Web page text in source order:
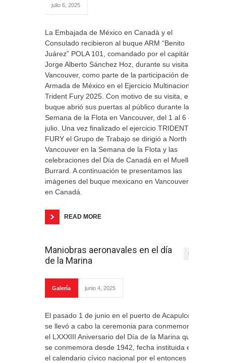
julio 6, 2025
La Embajada de México en Canadá y el
Consulado recibieron al buque ARM “Benito
Juárez” POLA 101, comandado por el capitán
Jorge Alberto Sánchez Hoz, durante su visita a
Vancouver, como parte de la participación de la
Armada de México en el Ejercicio Multinacional
Trident Fury 2025. Con motivo de su visita, el
buque abrió sus puertas al público durante la
Semana de la Flota en Vancouver, del 1 al 6 de
julio. Una vez finalizado el ejercicio TRIDENT
FURY el Grupo de Trabajo se dirigió a North
Vancouver en la Semana de la Flota y las
celebraciones del Día de Canadá en el Muelle
Burrard. A continuación te presentamos las
imágenes del buque mexicano en Vancouver
en Canadá.
READ MORE
Maniobras aeronavales en el día
de la Marina
0
Galería junio 4, 2025
El pasado 1 de junio en el puerto de Acapulco
se llevó a cabo la ceremonia para conmemorar
el LXXXIII Aniversario del Día de la Marina que
se conmemora desde 1942, fecha instituida en
el calendario cívico nacional por el entonces